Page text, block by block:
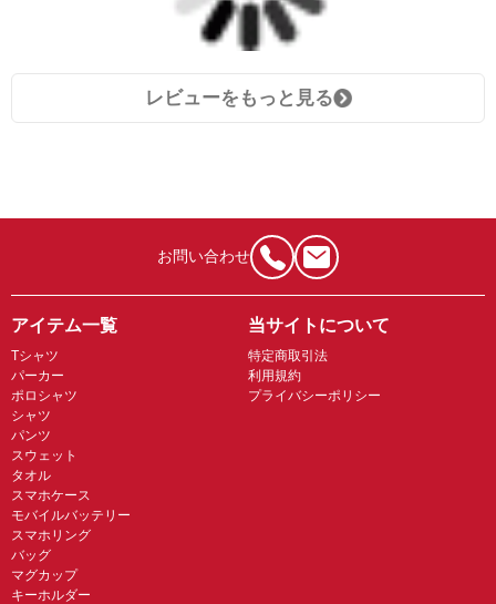
レビューをもっと見る
お問い合わせ
アイテム一覧
Tシャツ
パーカー
ポロシャツ
シャツ
パンツ
スウェット
タオル
スマホケース
モバイルバッテリー
スマホリング
バッグ
マグカップ
キーホルダー
当サイトについて
特定商取引法
利用規約
プライバシーポリシー